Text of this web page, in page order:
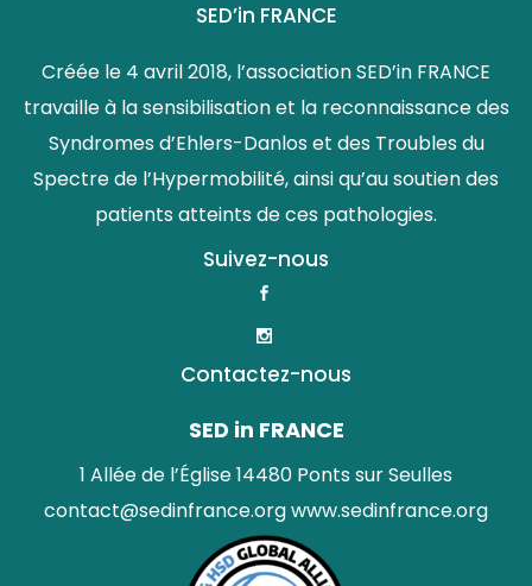
SED’in FRANCE
Créée le 4 avril 2018, l’association SED’in FRANCE
travaille à la sensibilisation et la reconnaissance des
Syndromes d’Ehlers-Danlos et des Troubles du
Spectre de l’Hypermobilité, ainsi qu’au soutien des
patients atteints de ces pathologies.
Suivez-nous
Contactez-nous
SED in FRANCE
1 Allée de l’Église 14480 Ponts sur Seulles
contact@sedinfrance.orgwww.sedinfrance.org